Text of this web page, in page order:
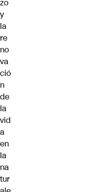
zo
y
la
re
no
va
ció
n
de
la
vid
a
en
la
na
tur